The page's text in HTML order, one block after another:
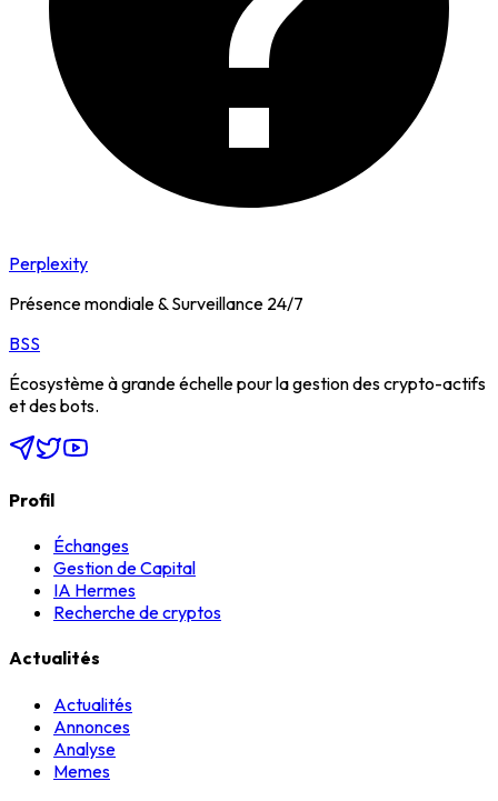
Perplexity
Présence mondiale & Surveillance 24/7
BSS
Écosystème à grande échelle pour la gestion des crypto-actifs
et des bots.
Profil
Échanges
Gestion de Capital
IA Hermes
Recherche de cryptos
Actualités
Actualités
Annonces
Analyse
Memes